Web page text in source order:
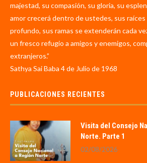
majestad, su compasión, su gloria, su
amor crecerá dentro de ustedes, sus raíces
profundo, sus ramas se extenderán cada
un fresco refugio a amigos y enemigos,
extranjeros.”
Sathya Sai Baba 4 de Julio de 1968
PUBLICACIONES RECIENTES
Visita del Consejo
Norte. Parte 1
02/08/2026